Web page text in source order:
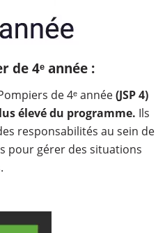
de 4ᵉ année :
de 4ᵉ année(JSP 4)
élevé du programme. Ils
responsabilités au sein de
pour gérer des situations